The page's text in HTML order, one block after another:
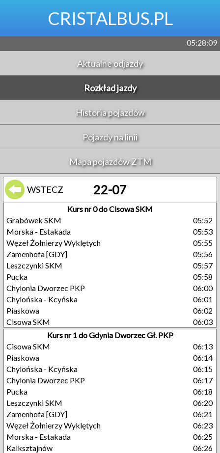
CRISTALBUS.PL
05:28:09
Aktualne odjazdy
Rozkład jazdy
Historia pojazdów
Pojazdy na linii
Mapa pojazdów ZTM
WSTECZ 22-07
Kurs nr 0 do Cisowa SKM
Grabówek SKM
05:52
Morska - Estakada
05:53
Węzeł Żołnierzy Wyklętych
05:55
Zamenhofa [GDY]
05:56
Leszczynki SKM
05:57
Pucka
05:58
Chylonia Dworzec PKP
06:00
Chylońska - Kcyńska
06:01
Piaskowa
06:02
Cisowa SKM
06:03
Kurs nr 1 do Gdynia Dworzec Gł. PKP
Cisowa SKM
06:13
Piaskowa
06:14
Chylońska - Kcyńska
06:15
Chylonia Dworzec PKP
06:17
Pucka
06:18
Leszczynki SKM
06:20
Zamenhofa [GDY]
06:21
Węzeł Żołnierzy Wyklętych
06:23
Morska - Estakada
06:25
Kalksztajnów
06:26